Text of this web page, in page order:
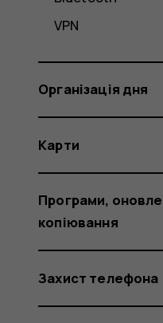
VPN
Організація дня
Карти
Програми,
копіювання
Захист телефона